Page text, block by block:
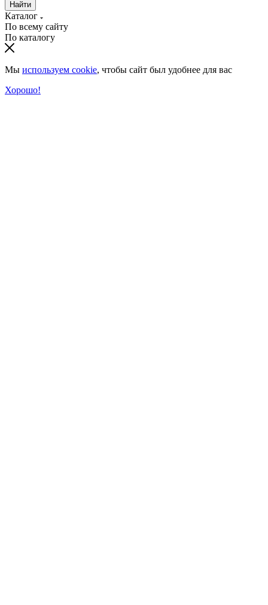
Найти
Каталог
По всему сайту
По каталогу
Мы используем cookie, чтобы сайт был удобнее для вас
Хорошо!